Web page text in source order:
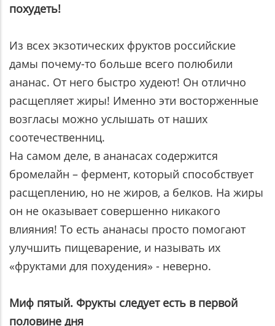
похудеть!
Из всех экзотических фруктов российские
дамы почему-то больше всего полюбили
ананас. От него быстро худеют! Он отлично
расщепляет жиры! Именно эти восторженные
возгласы можно услышать от наших
соотечественниц.
На самом деле, в ананасах содержится
бромелайн – фермент, который способствует
расщеплению, но не жиров, а белков. На жиры
он не оказывает совершенно никакого
влияния! То есть ананасы просто помогают
улучшить пищеварение, и называть их
«фруктами для похудения» - неверно.
Миф пятый. Фрукты следует есть в первой
половине дня